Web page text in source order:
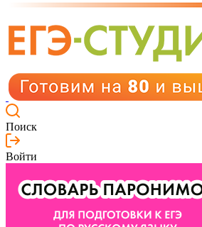
Поиск
Войти